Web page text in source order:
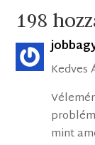
198
Kedves
mint